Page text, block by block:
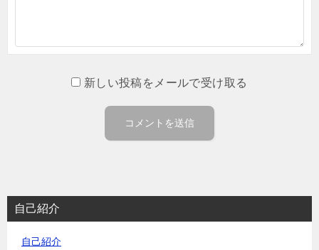
新しい投稿をメールで受け取る
自己紹介
自己紹介